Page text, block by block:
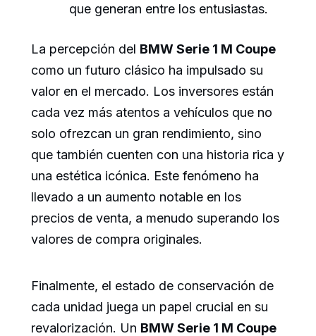
que generan entre los entusiastas.
La percepción del BMW Serie 1 M Coupe
como un futuro clásico ha impulsado su
valor en el mercado. Los inversores están
cada vez más atentos a vehículos que no
solo ofrezcan un gran rendimiento, sino
que también cuenten con una historia rica y
una estética icónica. Este fenómeno ha
llevado a un aumento notable en los
precios de venta, a menudo superando los
valores de compra originales.
Finalmente, el estado de conservación de
cada unidad juega un papel crucial en su
revalorización. Un BMW Serie 1 M Coupe